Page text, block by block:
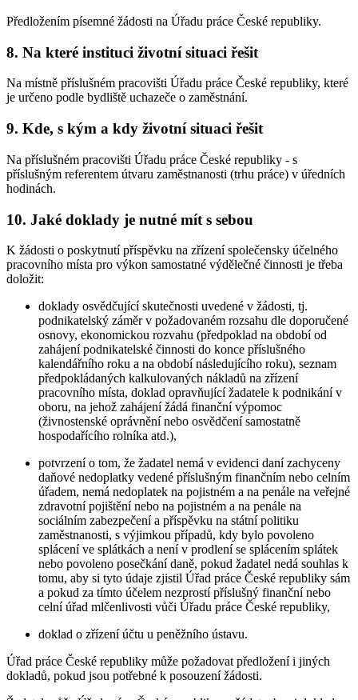
Předložením písemné žádosti na Úřadu práce České republiky.
8. Na které instituci životní situaci řešit
Na místně příslušném pracovišti Úřadu práce České republiky, které
je určeno podle bydliště uchazeče o zaměstnání.
9. Kde, s kým a kdy životní situaci řešit
Na příslušném pracovišti Úřadu práce České republiky - s
příslušným referentem útvaru zaměstnanosti (trhu práce) v úředních
hodinách.
10. Jaké doklady je nutné mít s sebou
K žádosti o poskytnutí příspěvku na zřízení společensky účelného
pracovního místa pro výkon samostatné výdělečné činnosti je třeba
doložit:
doklady osvědčující skutečnosti uvedené v žádosti, tj.
podnikatelský záměr v požadovaném rozsahu dle doporučené
osnovy, ekonomickou rozvahu (předpoklad na období od
zahájení podnikatelské činnosti do konce příslušného
kalendářního roku a na období následujícího roku), seznam
předpokládaných kalkulovaných nákladů na zřízení
pracovního místa, doklad opravňující žadatele k podnikání v
oboru, na jehož zahájení žádá finanční výpomoc
(živnostenské oprávnění nebo osvědčení samostatně
hospodařícího rolníka atd.),
potvrzení o tom, že žadatel nemá v evidenci daní zachyceny
daňové nedoplatky vedené příslušným finančním nebo celním
úřadem, nemá nedoplatek na pojistném a na penále na veřejné
zdravotní pojištění nebo na pojistném a na penále na
sociálním zabezpečení a příspěvku na státní politiku
zaměstnanosti, s výjimkou případů, kdy bylo povoleno
splácení ve splátkách a není v prodlení se splácením splátek
nebo povoleno posečkání daně, pokud žadatel nedá souhlas k
tomu, aby si tyto údaje zjistil Úřad práce České republiky sám
a pokud za tímto účelem nezprostí příslušný finanční nebo
celní úřad mlčenlivosti vůči Úřadu práce České republiky,
doklad o zřízení účtu u peněžního ústavu.
Úřad práce České republiky může požadovat předložení i jiných
dokladů, pokud jsou potřebné k posouzení žádosti.